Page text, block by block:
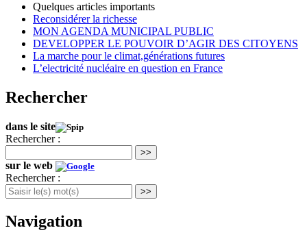
Quelques articles importants
Reconsidérer la richesse
MON AGENDA MUNICIPAL PUBLIC
DEVELOPPER LE POUVOIR D’AGIR DES CITOYENS
La marche pour le climat,générations futures
L’electricité nucléaire en question en France
Rechercher
dans le site
Rechercher :
>>
sur le web
Rechercher :
>>
Navigation